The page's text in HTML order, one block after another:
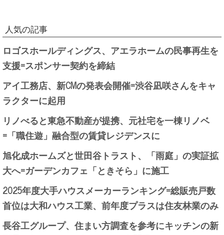
人気の記事
ロゴスホールディングス、アエラホームの民事再生を
支援=スポンサー契約を締結
アイ工務店、新CMの発表会開催=渋谷凪咲さんをキャ
ラクターに起用
リノべると東急不動産が提携、元社宅を一棟リノベ
=「職住遊」融合型の賃貸レジデンスに
旭化成ホームズと世田谷トラスト、「雨庭」の実証拡
大へ=ガーデンカフェ「ときそら」に施工
2025年度大手ハウスメーカーランキング=総販売戸数
首位は大和ハウス工業、前年度プラスは住友林業のみ
長谷工グループ、住まい方調査を参考にキッチンの新